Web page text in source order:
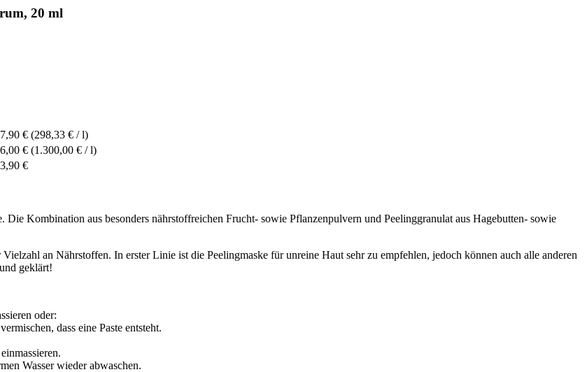
20 ml
€ (298,33 € / l)
€ (1.300,00 € / l)
€
Kombination aus besonders nährstoffreichen Frucht- sowie Pflanzenpulvern und Peelinggranulat aus Hagebutten- sowie
an Nährstoffen. In erster Linie ist die Peelingmaske für unreine Haut sehr zu empfehlen, jedoch können auch alle anderen
geklärt!
oder:
dass eine Paste entsteht.
Wasser wieder abwaschen.